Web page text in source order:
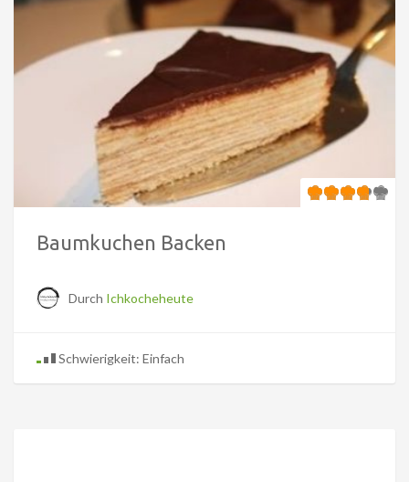
Baumkuchen Backen
Durch Ichkocheheute
Schwierigkeit: Einfach